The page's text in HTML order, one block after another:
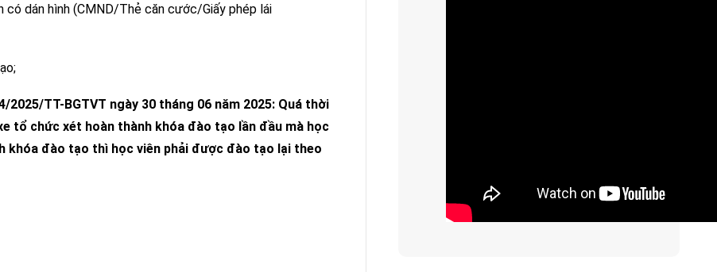
dán hình (CMND/Thẻ căn cước/Giấy phép lái
2025/TT-BGTVT ngày 30 tháng 06 năm 2025: Quá thời
tổ chức xét hoàn thành khóa đào tạo lần đầu mà học
khóa đào tạo thì học viên phải được đào tạo lại theo